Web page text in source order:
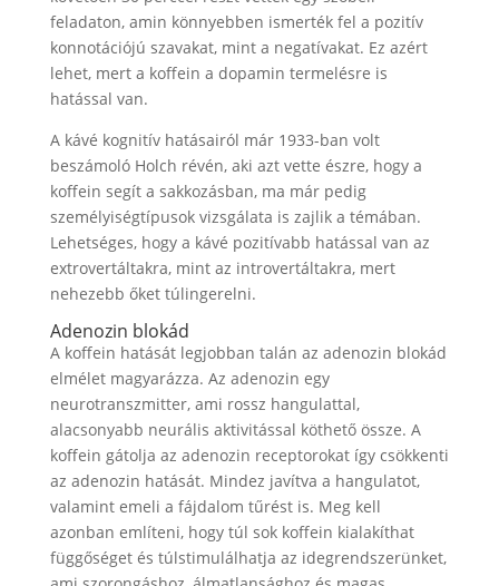
feladaton, amin könnyebben ismerték fel a pozitív
konnotációjú szavakat, mint a negatívakat. Ez azért
lehet, mert a koffein a dopamin termelésre is
hatással van.
A kávé kognitív hatásairól már 1933-ban volt
beszámoló Holch révén, aki azt vette észre, hogy a
koffein segít a sakkozásban, ma már pedig
személyiségtípusok vizsgálata is zajlik a témában.
Lehetséges, hogy a kávé pozitívabb hatással van az
extrovertáltakra, mint az introvertáltakra, mert
nehezebb őket túlingerelni.
Adenozin blokád
A koffein hatását legjobban talán az adenozin blokád
elmélet magyarázza. Az adenozin egy
neurotranszmitter, ami rossz hangulattal,
alacsonyabb neurális aktivitással köthető össze. A
koffein gátolja az adenozin receptorokat így csökkenti
az adenozin hatását. Mindez javítva a hangulatot,
valamint emeli a fájdalom tűrést is. Meg kell
azonban említeni, hogy túl sok koffein kialakíthat
függőséget és túlstimulálhatja az idegrendszerünket,